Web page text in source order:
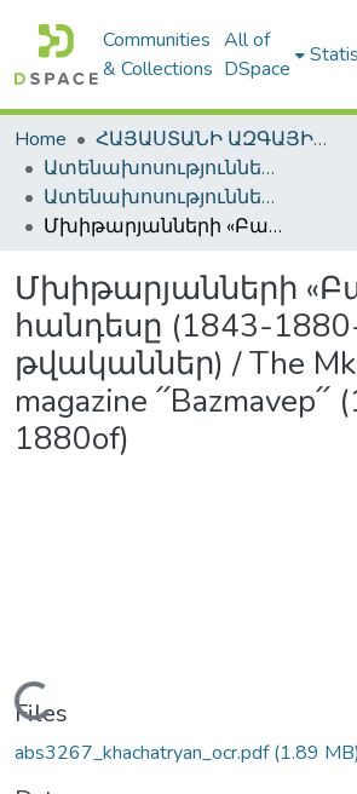
Communities
& Collections
All of
DSpace
Home
ՀԱՅԱՍՏԱՆԻ ԱԶԳԱՅԻՆ ԳՐԱԴԱՐԱՆԻ ԹՎԱՅԻՆ ՊԱՀՈՑ / DIGITAL REPOSITORY OF NLA
Ատենախոսություններ և սեղմագրեր / Theses & Abstracts
Ատենախոսություններ և սեղմագրեր / Theses & Abstracts
Մխիթարյանների «Բազմավէպ» հանդեսը (1843-1880-ական թվականներ) / The Mkhitarists' magazine ՛՛Bazmavep՛՛ (1843-1880of)
Մխիթարյանների
հանդեսը (1843-
թվականներ) / The
magazine
1880of)
Loading...
Files
abs3267_khachatryan_ocr.pdf(1.89 MB)